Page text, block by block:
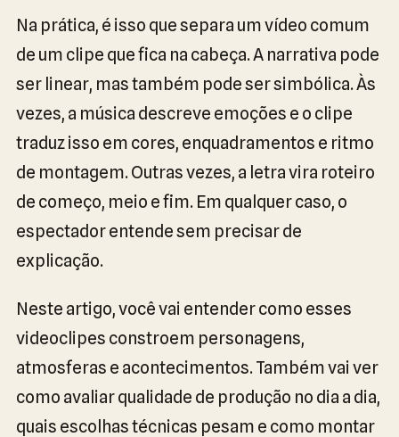
Na prática, é isso que separa um vídeo comum
de um clipe que fica na cabeça. A narrativa pode
ser linear, mas também pode ser simbólica. Às
vezes, a música descreve emoções e o clipe
traduz isso em cores, enquadramentos e ritmo
de montagem. Outras vezes, a letra vira roteiro
de começo, meio e fim. Em qualquer caso, o
espectador entende sem precisar de
explicação.
Neste artigo, você vai entender como esses
videoclipes constroem personagens,
atmosferas e acontecimentos. Também vai ver
como avaliar qualidade de produção no dia a dia,
quais escolhas técnicas pesam e como montar